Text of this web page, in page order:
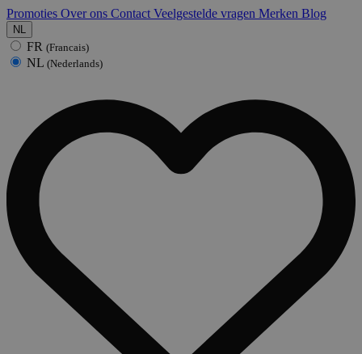
Promoties Over ons Contact Veelgestelde vragen Merken Blog
NL
FR (Francais)
NL (Nederlands)